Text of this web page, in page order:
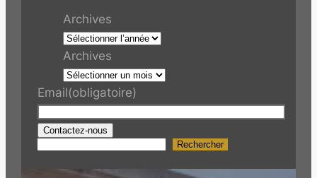
Archives
Archives
Email(obligatoire)
Contactez-nous
Rechercher